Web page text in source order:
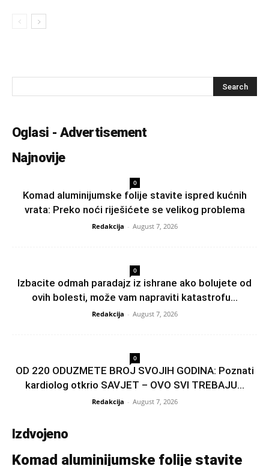
Oglasi - Advertisement
Najnovije
0
Komad aluminijumske folije stavite ispred kućnih
vrata: Preko noći riješićete se velikog problema
Redakcija - August 7, 2026
0
Izbacite odmah paradajz iz ishrane ako bolujete od
ovih bolesti, može vam napraviti katastrofu...
Redakcija - August 7, 2026
0
OD 220 ODUZMETE BROJ SVOJIH GODINA: Poznati
kardiolog otkrio SAVJET – OVO SVI TREBAJU...
Redakcija - August 7, 2026
Izdvojeno
Komad aluminijumske folije stavite